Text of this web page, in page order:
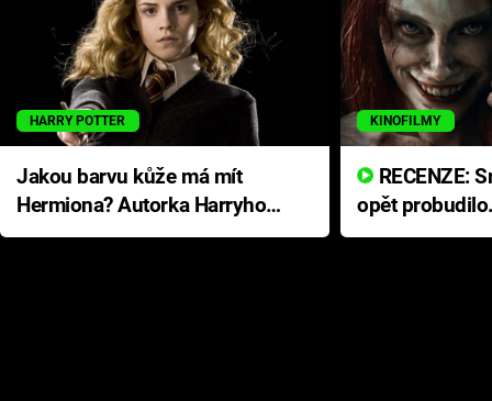
HARRY POTTER
Jakou barvu kůže má mít
Hermiona? Autorka Harryho
Pottera přišla s ráznou
KINOFILMY
opět
přichází s